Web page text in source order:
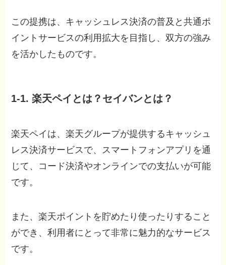
この提携は、キャッシュレス決済の普及と共通ポ
イントサービスの利用拡大を目指し、双方の強み
を活かしたものです。
1-1. 楽天ペイとは？セイバンとは？
楽天ペイは、楽天グループが提供するキャッシュ
レス決済サービスで、スマートフォンアプリを通
じて、コード決済やオンラインでの支払いが可能
です。
また、楽天ポイントを貯めたり使ったりすること
ができ、利用者にとって非常に魅力的なサービス
です。